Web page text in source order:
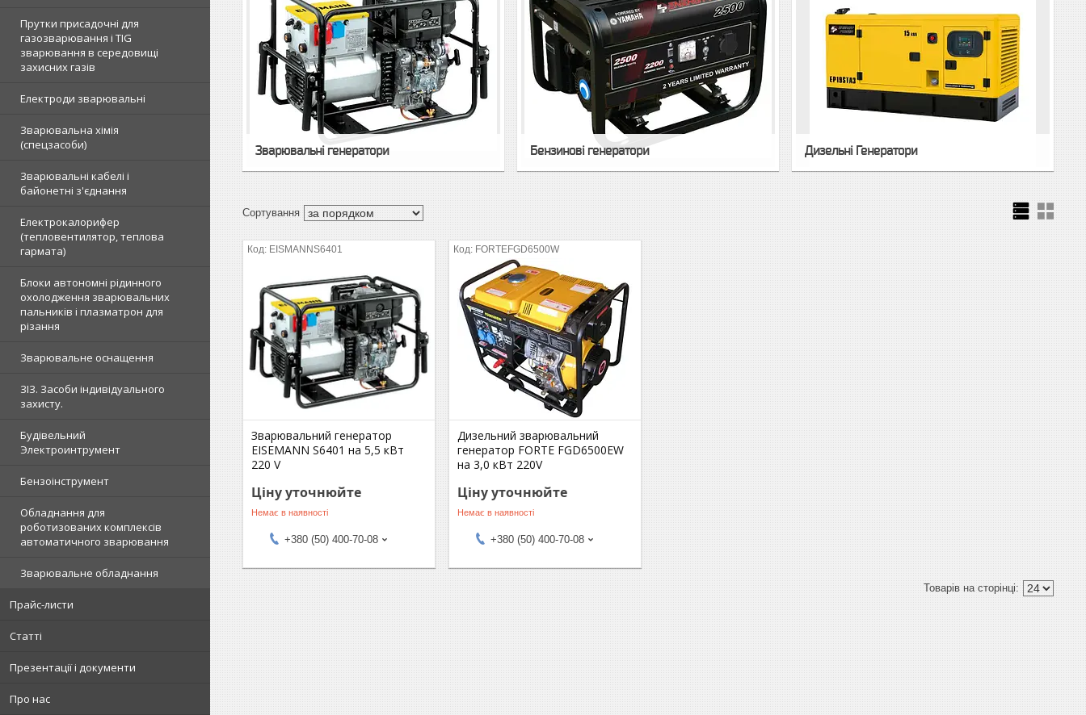
Прутки присадочні для
газозварювання і TIG
зварювання в середовищі
захисних газів
Електроди зварювальні
Зварювальна хімія
(спецзасоби)
Зварювальні кабелі і
байонетні з'єднання
Електрокалорифер
(тепловентилятор, теплова
гармата)
Блоки автономні рідинного
охолодження зварювальних
пальників і плазматрон для
різання
Зварювальне оснащення
ЗІЗ. Засоби індивідуального
захисту.
Будівельний
Электроинтрумент
Бензоінструмент
Обладнання для
роботизованих комплексів
автоматичного зварювання
Зварювальне обладнання
Прайс-листи
Статті
Презентації і документи
Про нас
Зварювальні генератори Бензинові генератори Дизельні Генератори
EISMANNS6401
Зварювальний генератор
EISEMANN S6401 на 5,5 кВт
220 V
Ціну уточнюйте
Немає в наявності
+380 (50) 400-70-08
FORTEFGD6500W
Дизельний зварювальний
генератор FORTE FGD6500EW
на 3,0 кВт 220V
Ціну уточнюйте
Немає в наявності
+380 (50) 400-70-08